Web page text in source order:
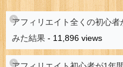
アフィリエイト全くの初心
みた結果 - 11,896 views